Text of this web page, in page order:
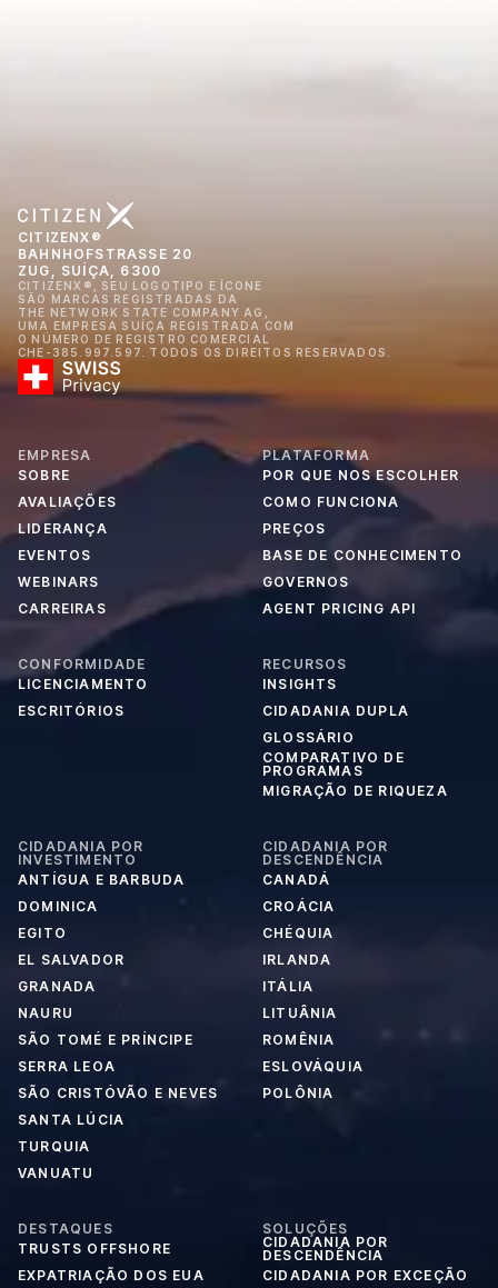
CITIZENX®
BAHNHOFSTRASSE 20
ZUG, SUÍÇA, 6300
CITIZENX®, SEU LOGOTIPO E ÍCONE
SÃO MARCAS REGISTRADAS DA
THE NETWORK STATE COMPANY AG,
UMA EMPRESA SUÍÇA REGISTRADA COM
O NÚMERO DE REGISTRO COMERCIAL
CHE-385.997.597. TODOS OS DIREITOS RESERVADOS.
EMPRESA
SOBRE
AVALIAÇÕES
LIDERANÇA
EVENTOS
WEBINARS
CARREIRAS
PLATAFORMA
POR QUE NOS ESCOLHER
COMO FUNCIONA
PREÇOS
BASE DE CONHECIMENTO
GOVERNOS
AGENT PRICING API
CONFORMIDADE
LICENCIAMENTO
ESCRITÓRIOS
RECURSOS
INSIGHTS
CIDADANIA DUPLA
GLOSSÁRIO
COMPARATIVO DE
PROGRAMAS
MIGRAÇÃO DE RIQUEZA
CIDADANIA POR
INVESTIMENTO
ANTÍGUA E BARBUDA
DOMINICA
EGITO
EL SALVADOR
GRANADA
NAURU
SÃO TOMÉ E PRÍNCIPE
SERRA LEOA
SÃO CRISTÓVÃO E NEVES
SANTA LÚCIA
TURQUIA
VANUATU
CIDADANIA POR
DESCENDÊNCIA
CANADÁ
CROÁCIA
CHÉQUIA
IRLANDA
ITÁLIA
LITUÂNIA
ROMÊNIA
ESLOVÁQUIA
POLÔNIA
DESTAQUES
TRUSTS OFFSHORE
EXPATRIAÇÃO DOS EUA
SOLUÇÕES
CIDADANIA POR
DESCENDÊNCIA
CIDADANIA POR EXCEÇÃO